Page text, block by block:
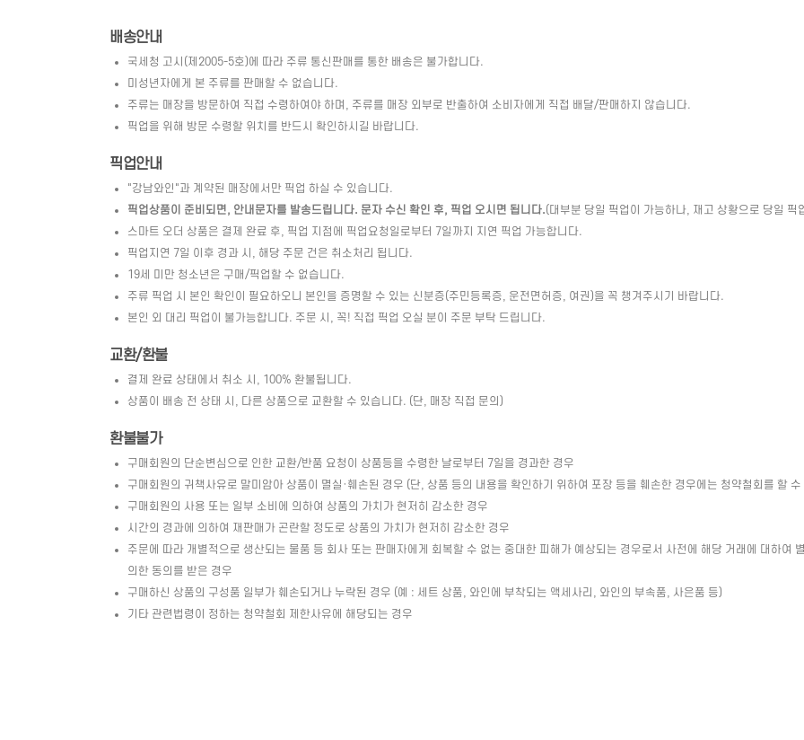
배송안내
국세청 고시(제2005-5호)에 따라 주류 통신판매를 통한 배송은 불가합니다.
미성년자에게 본 주류를 판매할 수 없습니다.
주류는 매장을 방문하여 직접 수령하여야 하며, 주류를 매장 외부로 반출하여 소비자에게 직접 배달/판매하지 않습니다.
픽업을 위해 방문 수령할 위치를 반드시 확인하시길 바랍니다.
픽업안내
"강남와인"과 계약된 매장에서만 픽업 하실 수 있습니다.
픽업상품이 준비되면, 안내문자를 발송드립니다. 문자 수신 확인 후, 픽업 오시면 됩니다.(대부분 당일 픽업이 가능하나, 재고 상황으로 당일
스마트 오더 상품은 결제 완료 후, 픽업 지점에 픽업요청일로부터 7일까지 지연 픽업 가능합니다.
픽업지연 7일 이후 경과 시, 해당 주문 건은 취소처리 됩니다.
19세 미만 청소년은 구매/픽업할 수 없습니다.
주류 픽업 시 본인 확인이 필요하오니 본인을 증명할 수 있는 신분증(주민등록증, 운전면허증, 여권)을 꼭 챙겨주시기 바랍니다.
본인 외 대리 픽업이 불가능합니다. 주문 시, 꼭! 직접 픽업 오실 분이 주문 부탁 드립니다.
교환/환불
결제 완료 상태에서 취소 시, 100% 환불됩니다.
상품이 배송 전 상태 시, 다른 상품으로 교환할 수 있습니다. (단, 매장 직접 문의)
환불불가
구매회원의 단순변심으로 인한 교환/반품 요청이 상품등을 수령한 날로부터 7일을 경과한 경우
구매회원의 귀책사유로 말미암아 상품이 멸실·훼손된 경우 (단, 상품 등의 내용을 확인하기 위하여 포장 등을 훼손한 경우에는 청약철회를 할 수
구매회원의 사용 또는 일부 소비에 의하여 상품의 가치가 현저히 감소한 경우
시간의 경과에 의하여 재판매가 곤란할 정도로 상품의 가치가 현저히 감소한 경우
주문에 따라 개별적으로 생산되는 물품 등 회사 또는 판매자에게 회복할 수 없는 중대한 피해가 예상되는 경우로서 사전에 해당 거래에 대하여
의한 동의를 받은 경우
구매하신 상품의 구성품 일부가 훼손되거나 누락된 경우 (예 : 세트 상품, 와인에 부착되는 액세사리, 와인의 부속품, 사은품 등)
기타 관련법령이 정하는 청약철회 제한사유에 해당되는 경우